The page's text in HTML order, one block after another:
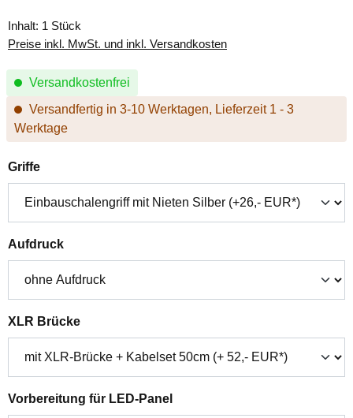
Inhalt: 1 Stück
Preise inkl. MwSt. und inkl. Versandkosten
Versandkostenfrei
Versandfertig in 3-10 Werktagen, Lieferzeit 1 - 3
Werktage
Griffeauswählen
Aufdruckauswählen
XLR Brückeauswählen
Vorbereitung für LED-Panelauswählen